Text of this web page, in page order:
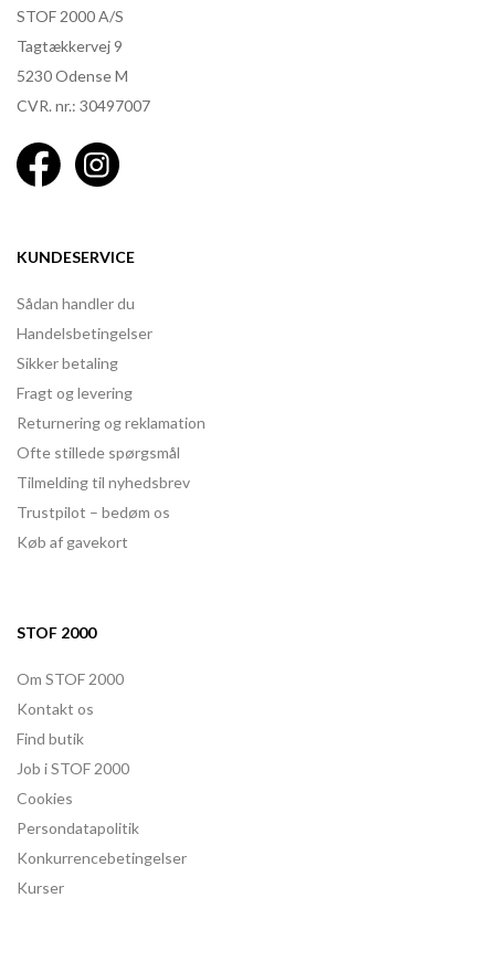
STOF 2000 A/S
Tagtækkervej 9
5230 Odense M
CVR. nr.: 30497007
KUNDESERVICE
Sådan handler du
Handelsbetingelser
Sikker betaling
Fragt og levering
Returnering og reklamation
Ofte stillede spørgsmål
Tilmelding til nyhedsbrev
Trustpilot – bedøm os
Køb af gavekort
STOF 2000
Om STOF 2000
Kontakt os
Find butik
Job i STOF 2000
Cookies
Persondatapolitik
Konkurrencebetingelser
Kurser